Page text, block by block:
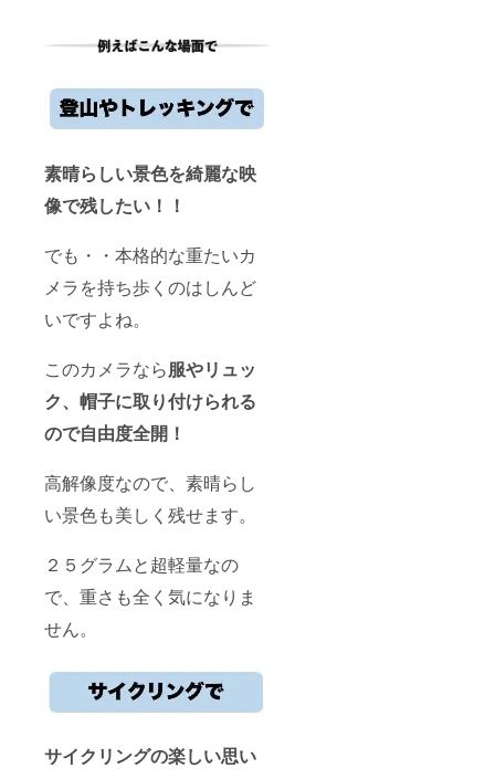
素晴らしい景色を綺麗な映
像で残したい！！
でも・・本格的な重たいカ
メラを持ち歩くのはしんど
いですよね。
このカメラなら服やリュッ
ク、帽子に取り付けられる
ので自由度全開！
高解像度なので、素晴らし
い景色も美しく残せます。
２５グラムと超軽量なの
で、重さも全く気になりま
せん。
サイクリングの楽しい思い